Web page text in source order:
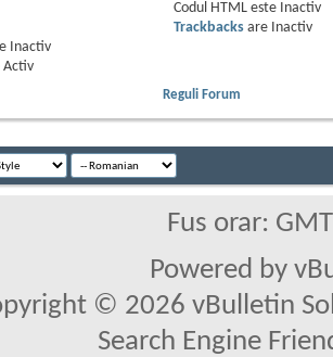
Codul HTML este
Inactiv
Trackbacksare
Inactiv
Inactiv
Activ
Reguli Forum
Fus orar:
Powered by
© 2026 vBulletin
Search Engine